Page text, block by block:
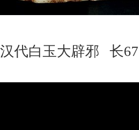
汉代白玉大辟邪 长